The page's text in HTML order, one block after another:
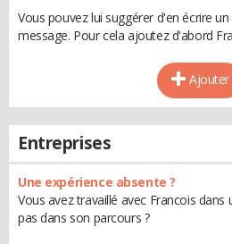
Vous pouvez lui suggérer d'en écrire
message. Pour cela ajoutez d'abord
Ajouter
Entreprises
Une expérience absente ?
Vous avez travaillé avec Francois
pas dans son parcours ?